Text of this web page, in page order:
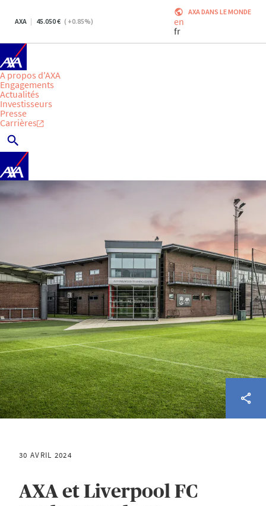
AXA 45.050 ( +0.85%)
AXA DANS LE MONDE
en
fr
A propos d'AXA
Engagements
Actualités
Investisseurs
Presse
Carrières
30 AVRIL 2024
AXA et Liverpool FC